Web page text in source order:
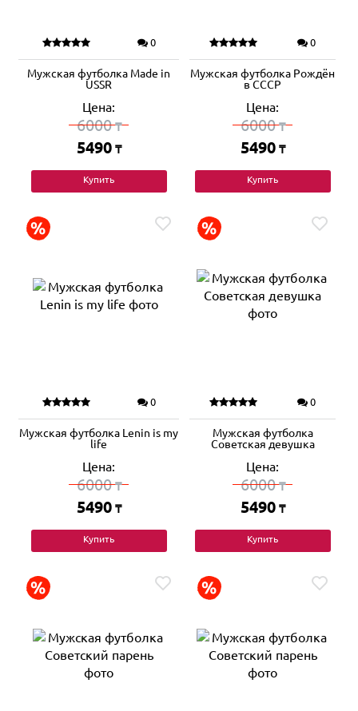
0
Мужская футболка Made in
USSR
Цена:
6000₸
5490 ₸
Купить
0
Мужская футболка Рождён
в СССР
Цена:
6000₸
5490 ₸
Купить
0
Мужская футболка Lenin is my
life
Цена:
6000₸
5490 ₸
Купить
0
Мужская футболка
Советская девушка
Цена:
6000₸
5490 ₸
Купить